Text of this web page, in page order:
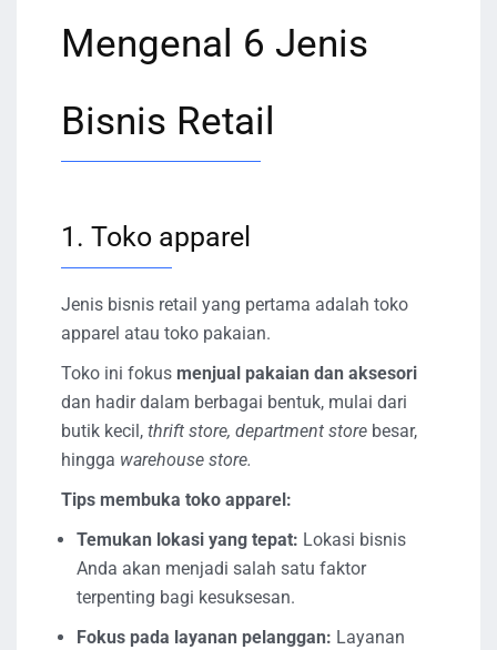
Mengenal 6 Jenis
Bisnis Retail
1. Toko apparel
Jenis bisnis retail yang pertama adalah toko
apparel atau toko pakaian.
Toko ini fokus menjual pakaian dan aksesori
dan hadir dalam berbagai bentuk, mulai dari
butik kecil, thrift store, department store besar,
hingga warehouse store.
Tips membuka toko apparel:
Temukan lokasi yang tepat: Lokasi bisnis
Anda akan menjadi salah satu faktor
terpenting bagi kesuksesan.
Fokus pada layanan pelanggan: Layanan